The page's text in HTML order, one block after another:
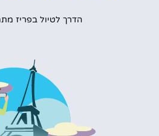
הדרך לטיול בפריז